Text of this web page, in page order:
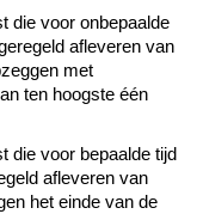
die voor onbepaalde
afleveren van
met
ten hoogste één
die voor bepaalde tijd
afleveren van
het einde van de